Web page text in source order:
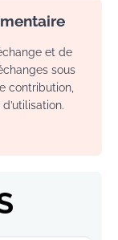
et de
sous
contribution,